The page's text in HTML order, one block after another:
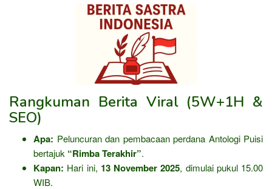
Rangkuman Berita Viral (5W+1H &
SEO)
Apa: Peluncuran dan pembacaan perdana Antologi Puisi
bertajuk “Rimba Terakhir”.
Kapan: Hari ini, 13 November 2025, dimulai pukul 15.00
WIB.